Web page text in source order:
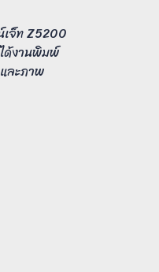
จ็ท Z5200
ด้งานพิมพ์
ละภาพ